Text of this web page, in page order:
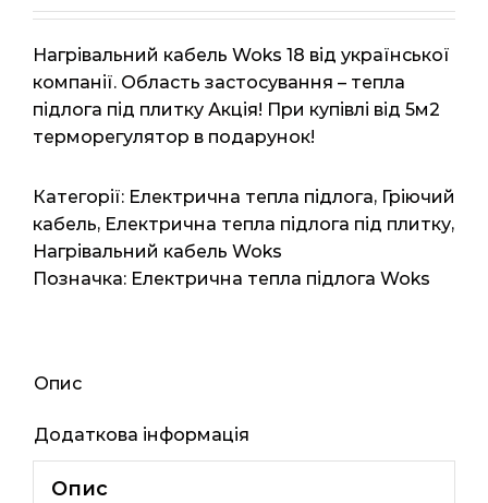
Нагрівальний кабель Woks 18 від української
компанії. Область застосування – тепла
підлога під плитку Акція! При купівлі від 5м2
терморегулятор в подарунок!
Категорії: Електрична тепла підлога, Гріючий
кабель, Електрична тепла підлога під плитку,
Нагрівальний кабель Woks
Позначка: Електрична тепла підлога Woks
Опис
Додаткова інформація
Опис